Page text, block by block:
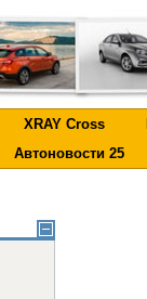
XRAY Cross
Автоновости 25